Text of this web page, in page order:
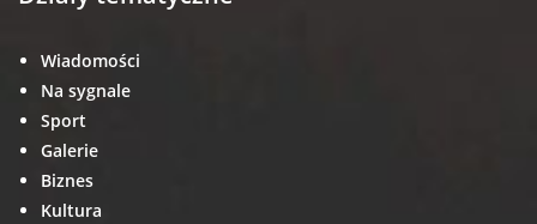
Wiadomości
Na sygnale
Sport
Galerie
Biznes
Kultura